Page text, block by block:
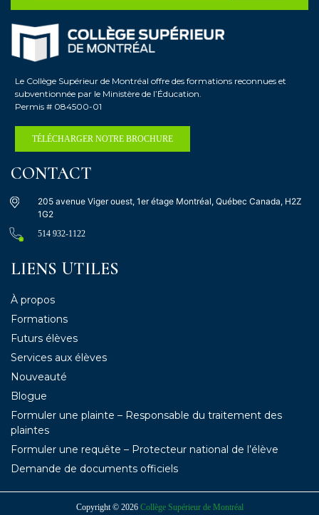
Le Collège Supérieur de Montréal offre des formations reconnues et
subventionnée par le Ministère de l’Éducation.
Permis # 084500-01
TÉLÉCHARGER NOTRE BROCHURE
CONTACT
205 avenue Viger ouest, 1er étage Montréal, Québec Canada, H2Z
1G2
514 932-1122
LIENS UTILES
À propos
Formations
Futurs élèves
Services aux élèves
Nouveauté
Blogue
Formuler une plainte – Responsable du traitement des
plaintes
Formuler une requête – Protecteur national de l’élève
Demande de documents officiels
Copyright © 2026 Collège Supérieur de Montréal